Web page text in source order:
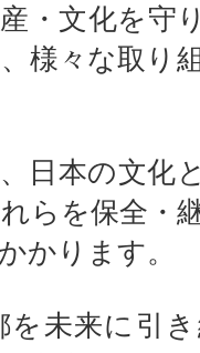
・文化を守
様々な取り
日本の文化
らを保全・
かります。
未来に引